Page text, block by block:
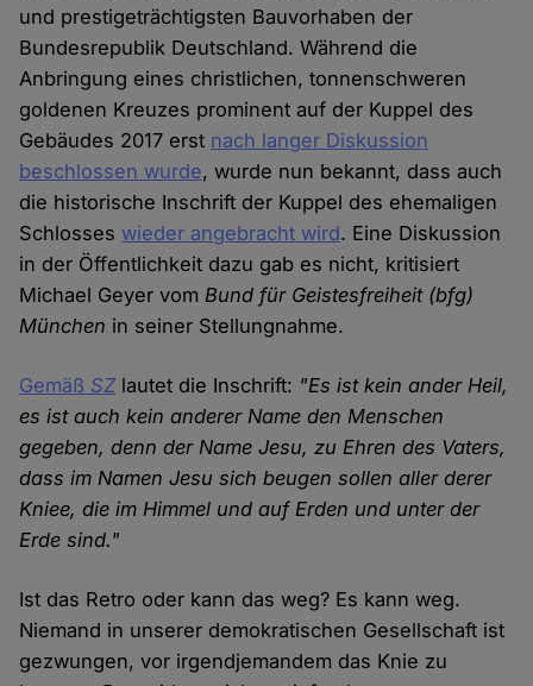
und prestigeträchtigsten Bauvorhaben der
Bundesrepublik Deutschland. Während die
Anbringung eines christlichen, tonnenschweren
goldenen Kreuzes prominent auf der Kuppel des
Gebäudes 2017 erst nach langer Diskussion
beschlossen wurde, wurde nun bekannt, dass auch
die historische Inschrift der Kuppel des ehemaligen
Schlosses wieder angebracht wird. Eine Diskussion
in der Öffentlichkeit dazu gab es nicht, kritisiert
Michael Geyer vomBund für Geistesfreiheit (bfg)
München in seiner Stellungnahme.
Gemäß SZlautet die Inschrift: "Es ist kein ander Heil,
es ist auch kein anderer Name den Menschen
gegeben, denn der Name Jesu, zu Ehren des Vaters,
dass im Namen Jesu sich beugen sollen aller derer
Kniee, die im Himmel und auf Erden und unter der
Erde sind."
Ist das Retro oder kann das weg? Es kann weg.
Niemand in unserer demokratischen Gesellschaft ist
gezwungen, vor irgendjemandem das Knie zu